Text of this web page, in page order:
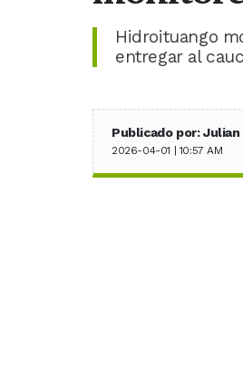
Hidroituango
entregar al
Publicado por: Julian
2026-04-01 | 10:57 AM